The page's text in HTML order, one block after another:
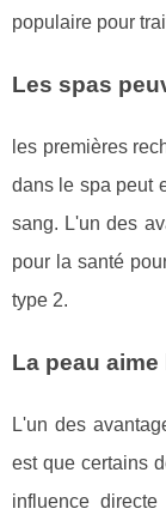
populaire pour
Les spas
les premières
dans le spa peut
sang. L'un des
pour la santé
type 2.
La peau
L'un des
est que certains
influence